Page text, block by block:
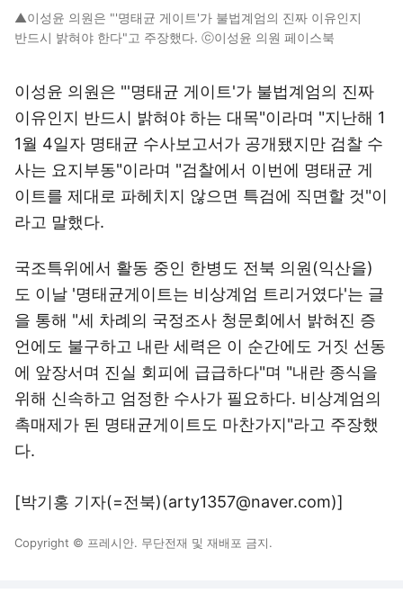
▲이성윤 의원은 "'명태균 게이트'가 불법계엄의 진짜 이유인지
반드시 밝혀야 한다"고 주장했다. ⓒ이성윤 의원 페이스북
이성윤 의원은 "'명태균 게이트'가 불법계엄의 진짜
이유인지 반드시 밝혀야 하는 대목"이라며 "지난해 1
1월 4일자 명태균 수사보고서가 공개됐지만 검찰 수
사는 요지부동"이라며 "검찰에서 이번에 명태균 게
이트를 제대로 파헤치지 않으면 특검에 직면할 것"이
라고 말했다.
국조특위에서 활동 중인 한병도 전북 의원(익산을)
도 이날 '명태균게이트는 비상계엄 트리거였다'는 글
을 통해 "세 차례의 국정조사 청문회에서 밝혀진 증
언에도 불구하고 내란 세력은 이 순간에도 거짓 선동
에 앞장서며 진실 회피에 급급하다"며 "내란 종식을
위해 신속하고 엄정한 수사가 필요하다. 비상계엄의
촉매제가 된 명태균게이트도 마찬가지"라고 주장했
다.
[박기홍 기자(=전북)(arty1357@naver.com)]
Copyright © 프레시안. 무단전재 및 재배포 금지.